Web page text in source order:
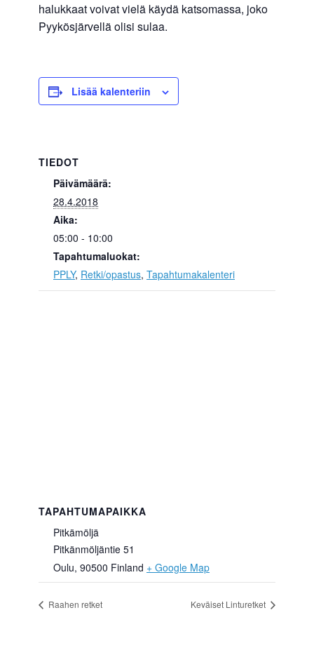
halukkaat voivat vielä käydä katsomassa, joko
Pyykösjärvellä olisi sulaa.
Lisää kalenteriin
TIEDOT
Päivämäärä:
28.4.2018
Aika:
05:00 - 10:00
Tapahtumaluokat:
PPLY, Retki/opastus, Tapahtumakalenteri
TAPAHTUMAPAIKKA
Pitkämöljä
Pitkänmöljäntie 51
Oulu, 90500 Finland + Google Map
Raahen retket Keväiset Linturetket